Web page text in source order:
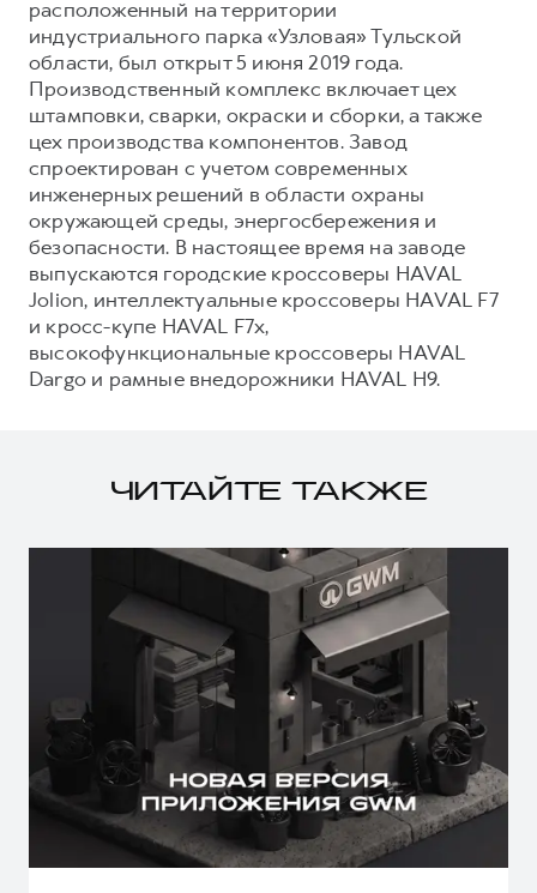
расположенный на территории
индустриального парка «Узловая» Тульской
области, был открыт 5 июня 2019 года.
Производственный комплекс включает цех
штамповки, сварки, окраски и сборки, а также
цех производства компонентов. Завод
спроектирован с учетом современных
инженерных решений в области охраны
окружающей среды, энергосбережения и
безопасности. В настоящее время на заводе
выпускаются городские кроссоверы HAVAL
Jolion, интеллектуальные кроссоверы HAVAL F7
и кросс-купе HAVAL F7x,
высокофункциональные кроссоверы HAVAL
Dargo и рамные внедорожники HAVAL H9.
ЧИТАЙТЕ ТАКЖЕ